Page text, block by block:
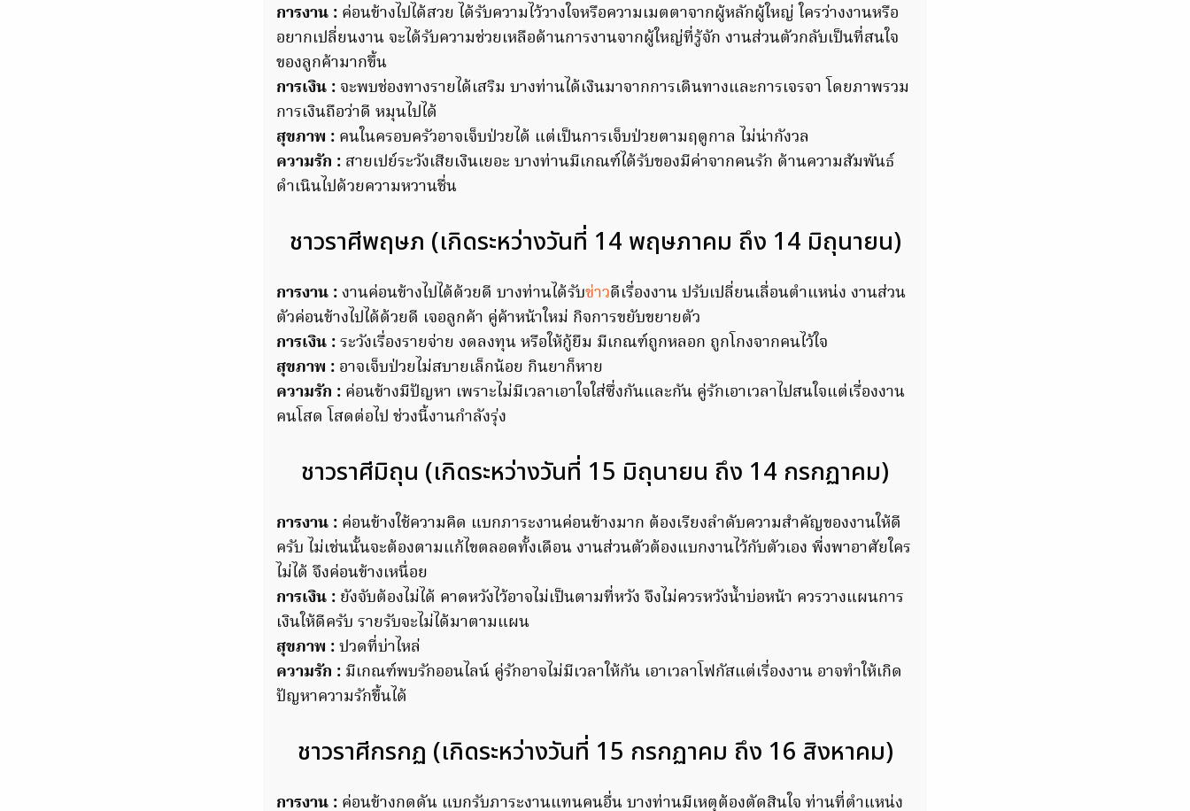
การงาน : ค่อนข้างไปได้สวย ได้รับความไว้วางใจหรือความเมตตาจากผู้หลักผู้ใหญ่ ใครว่างงานหรือ
อยากเปลี่ยนงาน จะได้รับความช่วยเหลือด้านการงานจากผู้ใหญ่ที่รู้จัก งานส่วนตัวกลับเป็นที่สนใจ
ของลูกค้ามากขึ้น
การเงิน : จะพบช่องทางรายได้เสริม บางท่านได้เงินมาจากการเดินทางและการเจรจา โดยภาพรวม
การเงินถือว่าดี หมุนไปได้
สุขภาพ : คนในครอบครัวอาจเจ็บป่วยได้ แต่เป็นการเจ็บป่วยตามฤดูกาล ไม่น่ากังวล
ความรัก : สายเปย์ระวังเสียเงินเยอะ บางท่านมีเกณฑ์ได้รับของมีค่าจากคนรัก ด้านความสัมพันธ์
ดำเนินไปด้วยความหวานชื่น
ชาวราศีพฤษภ (เกิดระหว่างวันที่ 14 พฤษภาคม ถึง 14 มิถุนายน)
การงาน :งานค่อนข้างไปได้ด้วยดี บางท่านได้รับข่าวดีเรื่องงาน ปรับเปลี่ยนเลื่อนตำแหน่ง งานส่วน
ตัวค่อนข้างไปได้ด้วยดี เจอลูกค้า คู่ค้าหน้าใหม่ กิจการขยับขยายตัว
การเงิน :ระวังเรื่องรายจ่าย งดลงทุน หรือให้กู้ยืม มีเกณฑ์ถูกหลอก ถูกโกงจากคนไว้ใจ
สุขภาพ : อาจเจ็บป่วยไม่สบายเล็กน้อย กินยาก็หาย
ความรัก : ค่อนข้างมีปัญหา เพราะไม่มีเวลาเอาใจใส่ซึ่งกันและกัน คู่รักเอาเวลาไปสนใจแต่เรื่องงาน
คนโสด โสดต่อไป ช่วงนี้งานกำลังรุ่ง
ชาวราศีมิถุน (เกิดระหว่างวันที่ 15 มิถุนายน ถึง 14 กรกฏาคม)
การงาน : ค่อนข้างใช้ความคิด แบกภาระงานค่อนข้างมาก ต้องเรียงลำดับความสำคัญของงานให้ดี
ครับ ไม่เช่นนั้นจะต้องตามแก้ไขตลอดทั้งเดือน งานส่วนตัวต้องแบกงานไว้กับตัวเอง พี่งพาอาศัยใคร
ไม่ได้ จึงค่อนข้างเหนื่อย
การเงิน : ยังจับต้องไม่ได้ คาดหวังไว้อาจไม่เป็นตามที่หวัง จึงไม่ควรหวังน้ำบ่อหน้า ควรวางแผนการ
เงินให้ดีครับ รายรับจะไม่ได้มาตามแผน
สุขภาพ :ปวดที่บ่าไหล่
ความรัก : มีเกณฑ์พบรักออนไลน์ คู่รักอาจไม่มีเวลาให้กัน เอาเวลาโฟกัสแต่เรื่องงาน อาจทำให้เกิด
ปัญหาความรักขึ้นได้
ชาวราศีกรกฏ (เกิดระหว่างวันที่ 15 กรกฏาคม ถึง 16 สิงหาคม)
การงาน : ค่อนข้างกดดัน แบกรับภาระงานแทนคนอื่น บางท่านมีเหตุต้องตัดสินใจ ท่านที่ตำแหน่ง